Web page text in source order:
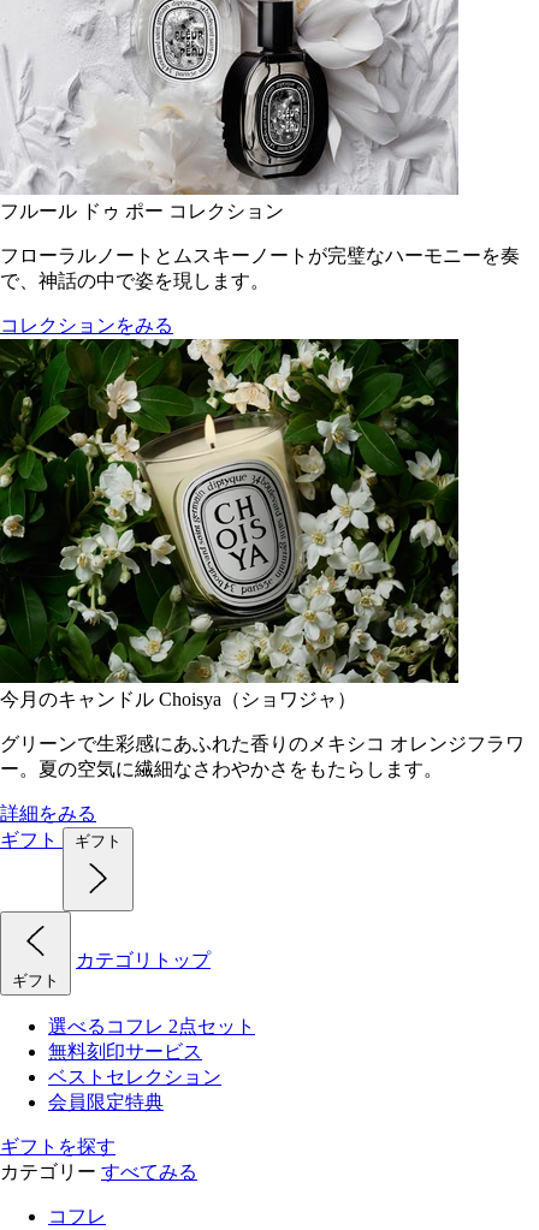
フルール ドゥ ポー コレクション
フローラルノートとムスキーノートが完璧なハーモニーを奏
で、神話の中で姿を現します。
コレクションをみる
今月のキャンドル Choisya（ショワジャ）
グリーンで生彩感にあふれた香りのメキシコ オレンジフラワ
ー。夏の空気に繊細なさわやかさをもたらします。
詳細をみる
ギフト
ギフト
ギフト
カテゴリトップ
選べるコフレ 2点セット
無料刻印サービス
ベストセレクション
会員限定特典
ギフトを探す
カテゴリー すべてみる
コフレ